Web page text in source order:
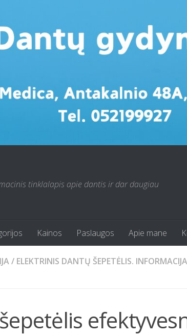
tinklalapis apie dantis ir dar daugiau
Kainos Paslaugos Apie mane
/ ELEKTRINIS DANTŲ ŠEPETĖLIS. INFORMACIJA